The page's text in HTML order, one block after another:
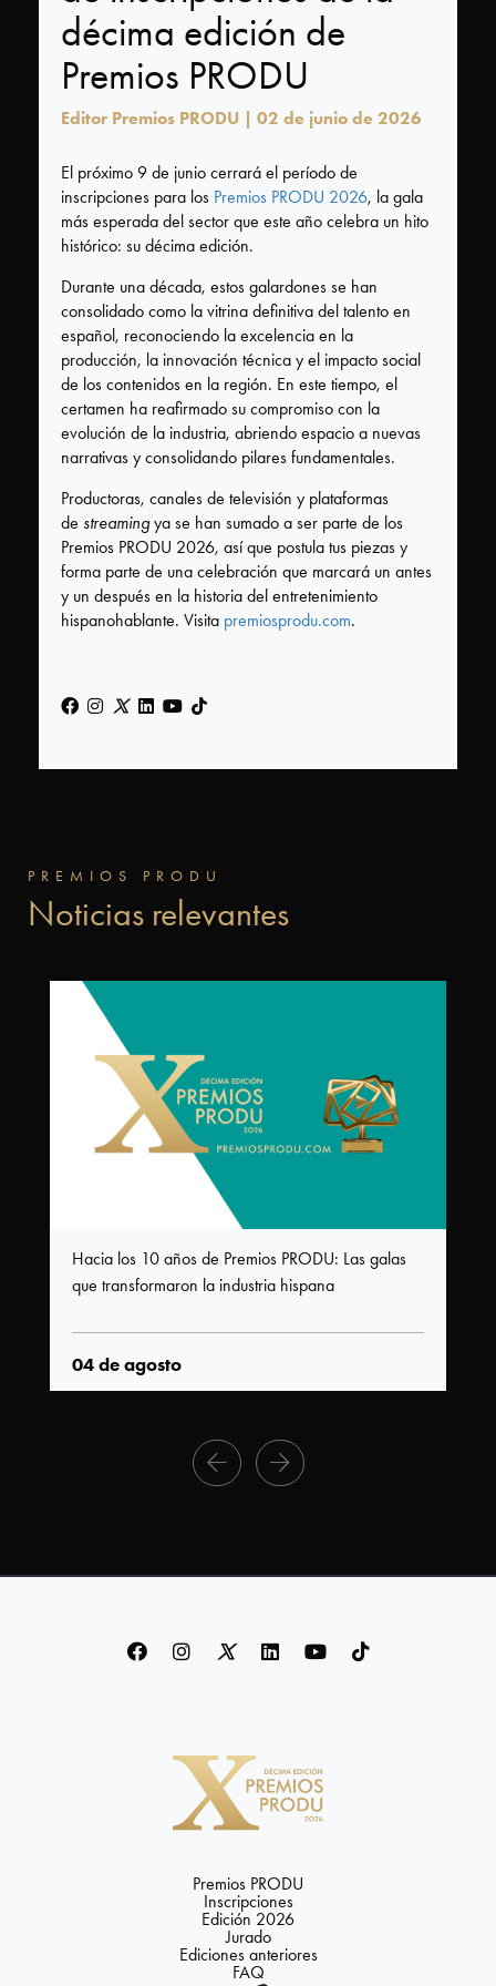
FAQ
¿Quiénes
somos?
Acerca
PRODU
Acerca
de
Premios
PRODU
Estatuilla
Otros
Premios
FIAP
décima edición de
Premios PRODU
Editor Premios PRODU | 02 de junio de 2026
El próximo 9 de junio cerrará el período de
inscripciones para los Premios PRODU 2026, la gala
más esperada del sector que este año celebra un hito
histórico: su décima edición.
Durante una década, estos galardones se han
consolidado como la vitrina definitiva del talento en
español, reconociendo la excelencia en la
producción, la innovación técnica y el impacto social
de los contenidos en la región. En este tiempo, el
certamen ha reafirmado su compromiso con la
evolución de la industria, abriendo espacio a nuevas
narrativas y consolidando pilares fundamentales.
Productoras, canales de televisión y plataformas
de streaming ya se han sumado a ser parte de los
Premios PRODU 2026, así que postula tus piezas y
forma parte de una celebración que marcará un antes
y un después en la historia del entretenimiento
hispanohablante. Visita premiosprodu.com.
PREMIOS PRODU
Noticias relevantes
Hacia los 10 años de Premios PRODU: Las galas
que transformaron la industria hispana
04 de agosto
Premios PRODU
Inscripciones
Edición 2026
Jurado
Ediciones anteriores
FAQ